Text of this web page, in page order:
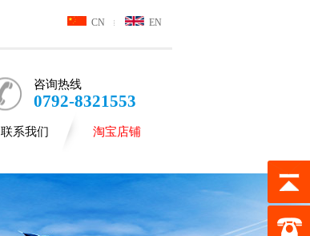
CN EN
咨询热线
0792-8321553
联系我们 淘宝店铺